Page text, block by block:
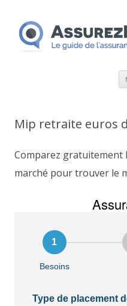
Mip retraite euros
Comparez gratuitement
marché pour trouver le